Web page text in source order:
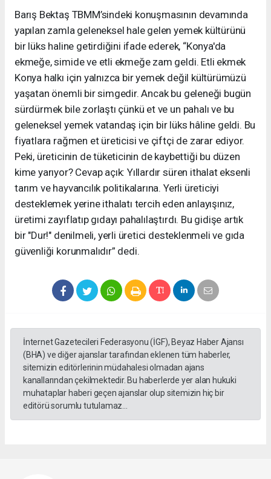
Barış Bektaş TBMM’sindeki konuşmasının devamında
yapılan zamla geleneksel hale gelen yemek kültürünü
bir lüks haline getirdiğini ifade ederek, “Konya'da
ekmeğe, simide ve etli ekmeğe zam geldi. Etli ekmek
Konya halkı için yalnızca bir yemek değil kültürümüzü
yaşatan önemli bir simgedir. Ancak bu geleneği bugün
sürdürmek bile zorlaştı çünkü et ve un pahalı ve bu
geleneksel yemek vatandaş için bir lüks hâline geldi. Bu
fiyatlara rağmen et üreticisi ve çiftçi de zarar ediyor.
Peki, üreticinin de tüketicinin de kaybettiği bu düzen
kime yarıyor? Cevap açık: Yıllardır süren ithalat eksenli
tarım ve hayvancılık politikalarına. Yerli üreticiyi
desteklemek yerine ithalatı tercih eden anlayışınız,
üretimi zayıflatıp gıdayı pahalılaştırdı. Bu gidişe artık
bir "Dur!" denilmeli, yerli üretici desteklenmeli ve gıda
güvenliği korunmalıdır” dedi.
İnternet Gazetecileri Federasyonu (İGF), Beyaz Haber Ajansı
(BHA) ve diğer ajanslar tarafından eklenen tüm haberler,
sitemizin editörlerinin müdahalesi olmadan ajans
kanallarından çekilmektedir. Bu haberlerde yer alan hukuki
muhataplar haberi geçen ajanslar olup sitemizin hiç bir
editörü sorumlu tutulamaz...